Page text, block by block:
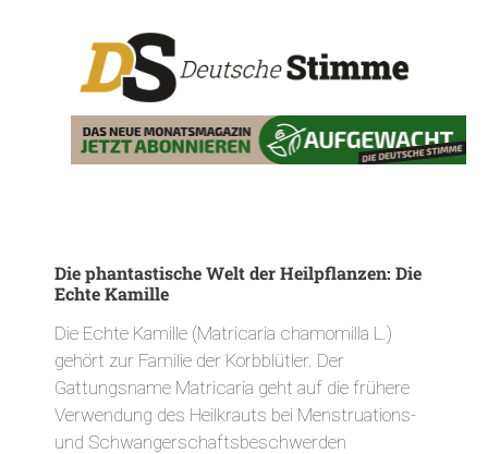
Die phantastische Welt der Heilpflanzen: Die
Echte Kamille
Die Echte Kamille (Matricaria chamomilla L.)
gehört zur Familie der Korbblütler. Der
Gattungsname Matricaria geht auf die frühere
Verwendung des Heilkrauts bei Menstruations-
und Schwangerschaftsbeschwerden